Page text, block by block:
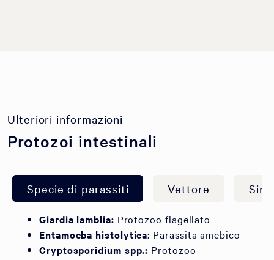
Ulteriori informazioni
Protozoi intestinali
Specie di parassiti Vettore
Giardia lamblia: Protozoo flagellato
Entamoeba histolytica: Parassita amebico
Cryptosporidium spp.: Protozoo